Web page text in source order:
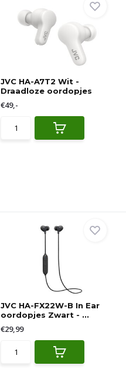
JVC HA-A7T2 Wit -
Draadloze oordopjes
€49,-
JVC HA-FX22W-B In Ear
oordopjes Zwart - ...
€29,99